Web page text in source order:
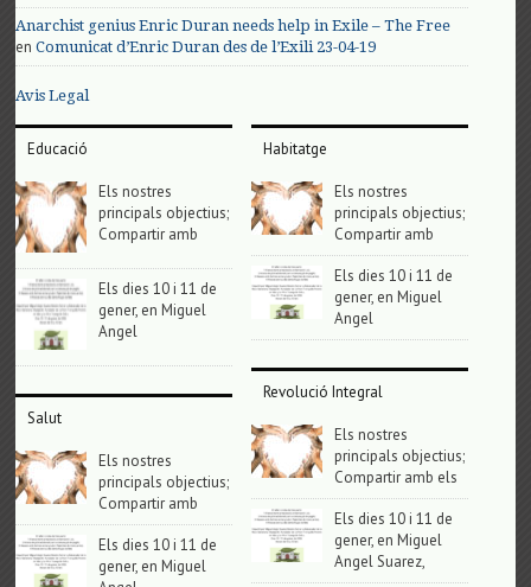
Anarchist genius Enric Duran needs help in Exile – The Free
enComunicat d’Enric Duran des de l’Exili 23-04-19
Avis Legal
Educació
Els nostres
principals objectius;
Compartir amb
Els dies 10 i 11 de
gener, en Miguel
Angel
Salut
Els nostres
principals objectius;
Compartir amb
Els dies 10 i 11 de
gener, en Miguel
Habitatge
Els nostres
principals objectius;
Compartir amb
Els dies 10 i 11 de
gener, en Miguel
Angel
Revolució Integral
Els nostres
principals objectius;
Compartir amb els
Els dies 10 i 11 de
gener, en Miguel
Angel Suarez,